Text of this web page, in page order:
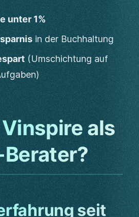
unter 1%
in der Buchhaltung
(Umschichtung auf
als
seit